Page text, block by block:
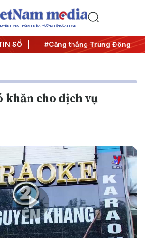
TRANG THÔNG TIN ĐA PHƯƠNG TIỆN CỦA TTXVN
SỐ
IUU #Căng thẳng Trung Đông
khăn cho dịch vụ
Play